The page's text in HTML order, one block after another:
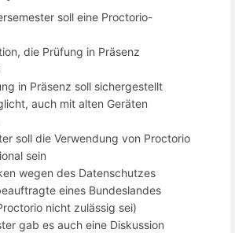
soll eine Proctorio-
die Prüfung in Präsenz
in Präsenz soll sichergestellt
auch mit alten Geräten
soll die Verwendung von Proctorio
sein
wegen des Datenschutzes
eines Bundeslandes
nicht zulässig sei)
gab es auch eine Diskussion